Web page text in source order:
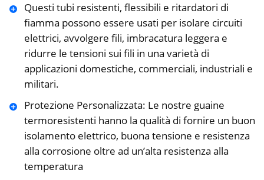
Questi tubi resistenti, flessibili e ritardatori di
fiamma possono essere usati per isolare circuiti
elettrici, avvolgere fili, imbracatura leggera e
ridurre le tensioni sui fili in una varietà di
applicazioni domestiche, commerciali, industriali e
militari.
Protezione Personalizzata: Le nostre guaine
termoresistenti hanno la qualità di fornire un buon
isolamento elettrico, buona tensione e resistenza
alla corrosione oltre ad un’alta resistenza alla
temperatura